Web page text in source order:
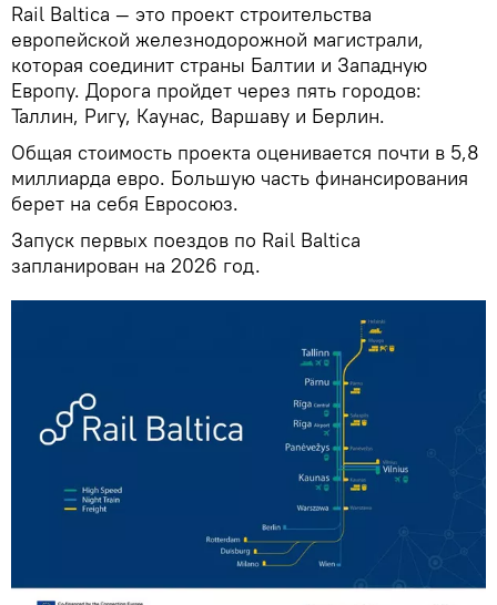
Rail Baltica — это проект строительства
европейской железнодорожной магистрали,
которая соединит страны Балтии и Западную
Европу. Дорога пройдет через пять городов:
Таллин, Ригу, Каунас, Варшаву и Берлин.
Общая стоимость проекта оценивается почти в 5,8
миллиарда евро. Большую часть финансирования
берет на себя Евросоюз.
Запуск первых поездов по Rail Baltica
запланирован на 2026 год.